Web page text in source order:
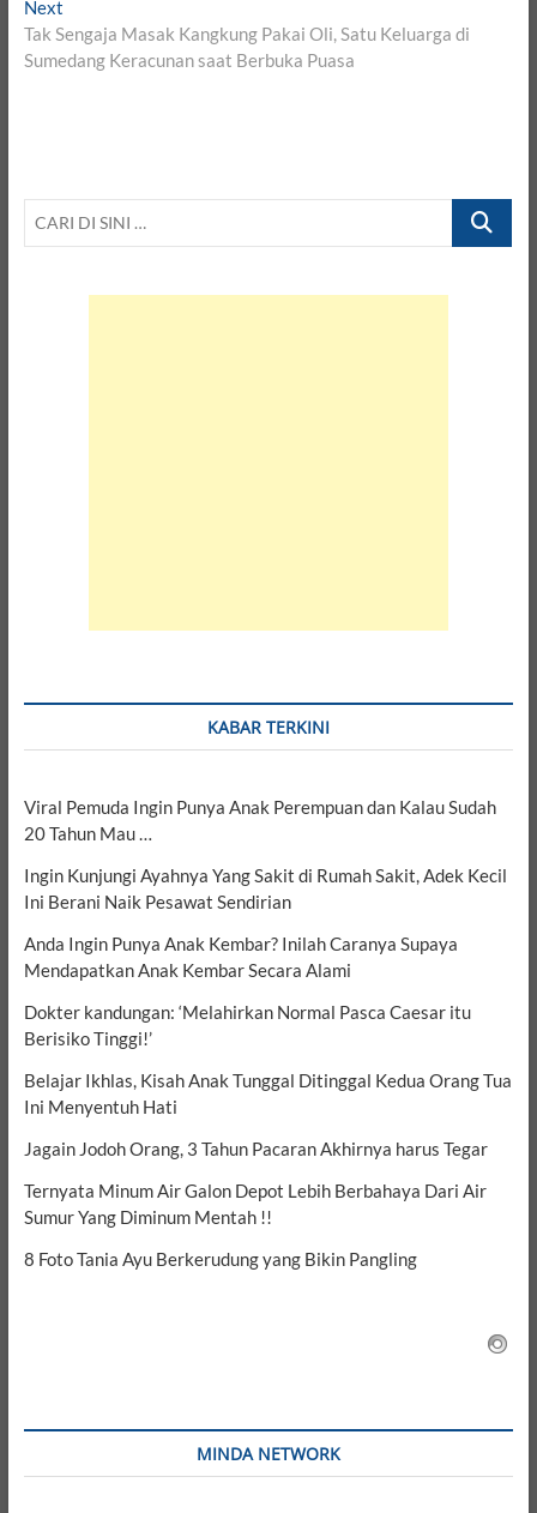
NextNext
post:
Tak Sengaja Masak Kangkung Pakai Oli, Satu Keluarga di
Sumedang Keracunan saat Berbuka Puasa
CARI
KABAR TERKINI
Viral Pemuda Ingin Punya Anak Perempuan dan Kalau Sudah
20 Tahun Mau …
Ingin Kunjungi Ayahnya Yang Sakit di Rumah Sakit, Adek Kecil
Ini Berani Naik Pesawat Sendirian
Anda Ingin Punya Anak Kembar? Inilah Caranya Supaya
Mendapatkan Anak Kembar Secara Alami
Dokter kandungan: ‘Melahirkan Normal Pasca Caesar itu
Berisiko Tinggi!’
Belajar Ikhlas, Kisah Anak Tunggal Ditinggal Kedua Orang Tua
Ini Menyentuh Hati
Jagain Jodoh Orang, 3 Tahun Pacaran Akhirnya harus Tegar
Ternyata Minum Air Galon Depot Lebih Berbahaya Dari Air
Sumur Yang Diminum Mentah !!
8 Foto Tania Ayu Berkerudung yang Bikin Pangling
MINDA NETWORK